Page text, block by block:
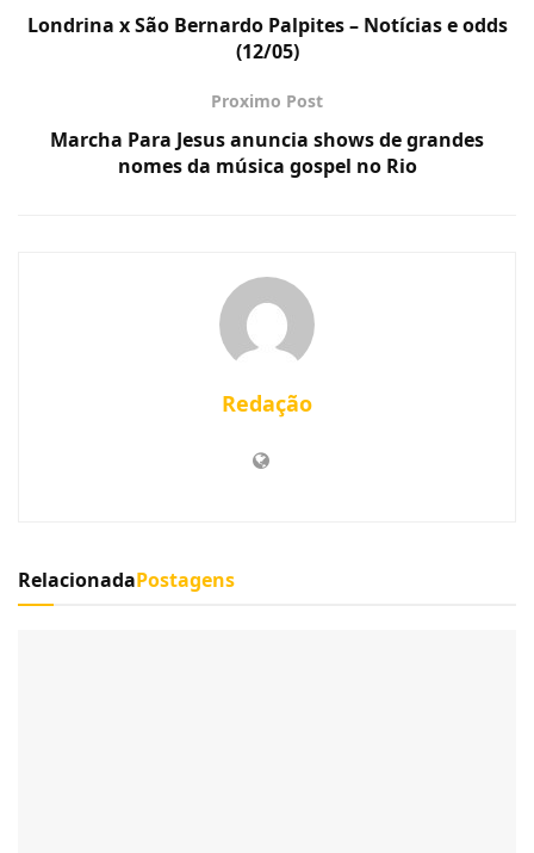
Londrina x São Bernardo Palpites – Notícias e odds
(12/05)
Proximo Post
Marcha Para Jesus anuncia shows de grandes
nomes da música gospel no Rio
Redação
RelacionadaPostagens